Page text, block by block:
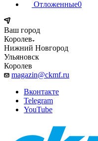
Отложенные0
Ваш город
Королев
Нижний Новгород
Ульяновск
Королев
magazin@ckmf.ru
Вконтакте
Telegram
YouTube